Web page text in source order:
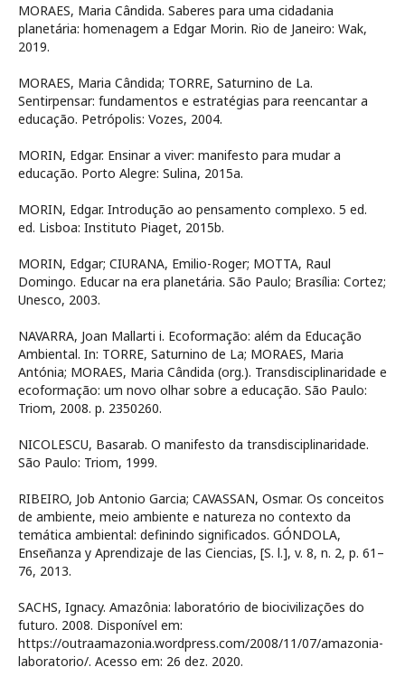
MORAES, Maria Cândida. Saberes para uma cidadania
planetária: homenagem a Edgar Morin. Rio de Janeiro: Wak,
2019.
MORAES, Maria Cândida; TORRE, Saturnino de La.
Sentirpensar: fundamentos e estratégias para reencantar a
educação. Petrópolis: Vozes, 2004.
MORIN, Edgar. Ensinar a viver: manifesto para mudar a
educação. Porto Alegre: Sulina, 2015a.
MORIN, Edgar. Introdução ao pensamento complexo. 5 ed.
ed. Lisboa: Instituto Piaget, 2015b.
MORIN, Edgar; CIURANA, Emilio-Roger; MOTTA, Raul
Domingo. Educar na era planetária. São Paulo; Brasília: Cortez;
Unesco, 2003.
NAVARRA, Joan Mallarti i. Ecoformação: além da Educação
Ambiental. In: TORRE, Saturnino de La; MORAES, Maria
Antónia; MORAES, Maria Cândida (org.). Transdisciplinaridade e
ecoformação: um novo olhar sobre a educação. São Paulo:
Triom, 2008. p. 2350260.
NICOLESCU, Basarab. O manifesto da transdisciplinaridade.
São Paulo: Triom, 1999.
RIBEIRO, Job Antonio Garcia; CAVASSAN, Osmar. Os conceitos
de ambiente, meio ambiente e natureza no contexto da
temática ambiental: definindo significados. GÓNDOLA,
Enseñanza y Aprendizaje de las Ciencias, [S. l.], v. 8, n. 2, p. 61–
76, 2013.
SACHS, Ignacy. Amazônia: laboratório de biocivilizações do
futuro. 2008. Disponível em:
https://outraamazonia.wordpress.com/2008/11/07/amazonia-
laboratorio/. Acesso em: 26 dez. 2020.